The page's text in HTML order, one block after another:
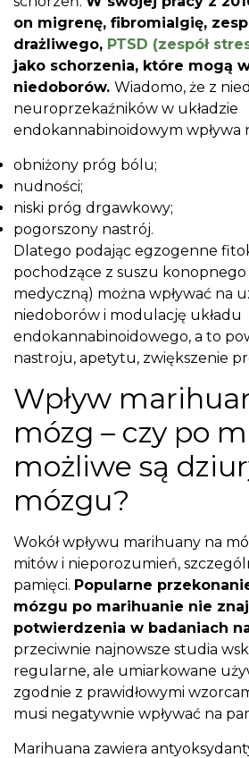
on migrenę, fibromialgię,
drażliwego, PTSD (zespół
jako schorzenia, które mogą
niedoborów. Wiadomo, że z
neuroprzekaźników w układzie
endokannabinoidowym wpływa
obniżony próg bólu;
nudności;
niski próg drgawkowy;
pogorszony nastrój.
Dlatego podając egzogenne
pochodzące z suszu
medyczną) można wpływać na
niedoborów i modulację układu
endokannabinoidowego, a to
nastroju, apetytu, zwiększenie
Wpływ
mózg – czy po
możliwe są
mózgu?
Wokół wpływu marihuany na
mitów i nieporozumień,
pamięci. Popularne
mózgu po marihuanie nie
potwierdzenia w badaniach
przeciwnie najnowsze studia
regularne, ale umiarkowane
zgodnie z prawidłowymi
musi negatywnie wpływać na
Marihuana zawiera